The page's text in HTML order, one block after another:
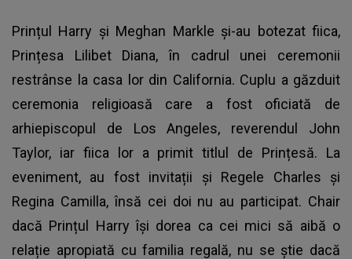
Prințul Harry și Meghan Markle și-au botezat fiica,
Prințesa Lilibet Diana, în cadrul unei ceremonii
restrânse la casa lor din California. Cuplu a găzduit
ceremonia religioasă care a fost oficiată de
arhiepiscopul de Los Angeles, reverendul John
Taylor, iar fiica lor a primit titlul de Prințesă. La
eveniment, au fost invitații și Regele Charles și
Regina Camilla, însă cei doi nu au participat. Chair
dacă Prințul Harry își dorea ca cei mici să aibă o
relație apropiată cu familia regală, nu se știe dacă